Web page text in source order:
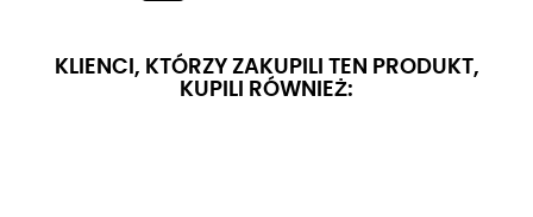
KLIENCI, KTÓRZY ZAKUPILI TEN PRODUKT,
KUPILI RÓWNIEŻ: